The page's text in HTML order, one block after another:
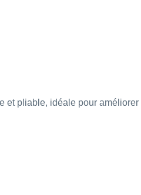
pliable, idéale pour améliorer